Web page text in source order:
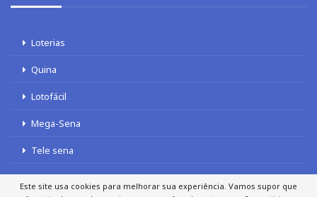
Loterias
Quina
Lotofácil
Mega-Sena
Tele sena
Este site usa cookies para melhorar sua experiência. Vamos supor que